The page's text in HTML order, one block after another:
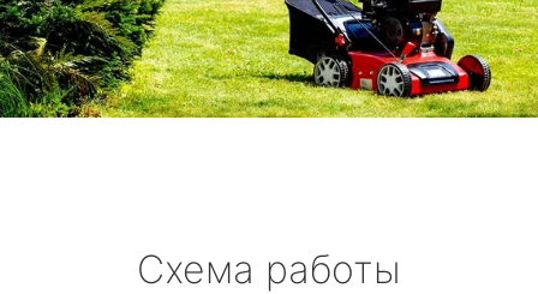
Схема работы